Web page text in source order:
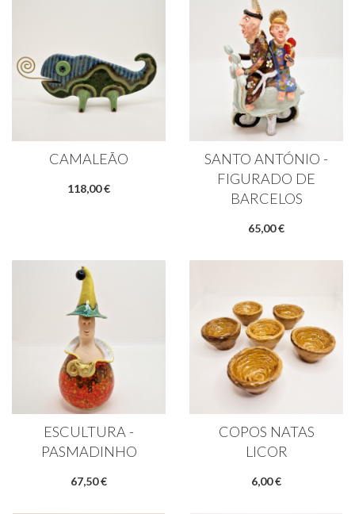
in
Portugal
CAMALEÃO
118,00 €
SANTO ANTÓNIO -
FIGURADO DE
BARCELOS
65,00 €
ESCULTURA -
PASMADINHO
67,50 €
COPOS NATAS
LICOR
6,00 €